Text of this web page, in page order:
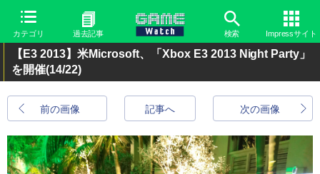
カテゴリ 過去記事 検索 Impressサイト
【E3 2013】米Microsoft、「Xbox E3 2013 Night Party」
を開催(14/22)
前の画像 次の画像
記事へ